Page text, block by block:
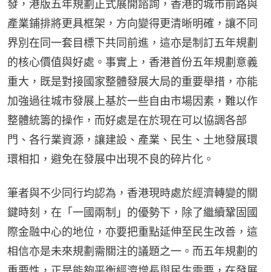
發，港版五年規劃正式展開諮詢，香港的城市前路與
產業鋪排將更具框架，方向變得更清晰明確，讓不同
界別在同一套目標下共同前進，這亦是制訂五年規劃
的核心價值與好處。事實上，香港首份五年規劃意義
重大，既是對接國家整體發展大局的重要舉措，亦能
加強過往城市發展上基於一些自由市場因素，難以作
整體統籌的操作，而好處是在於現在可以協調各部
門、各行業資源，讓建設、產業、民生、土地發展環
環相扣，避免在發展中出現不良的碎片化。
筆者與不少同行均認為，香港現時處於經濟轉變的關
鍵時刻，在「一國兩制」的優勢下，除了繼續鞏固國
際金融中心的地位，亦要把重點延伸至民生改善，這
相信亦是未來規劃需關注的議題之一。而五年規劃的